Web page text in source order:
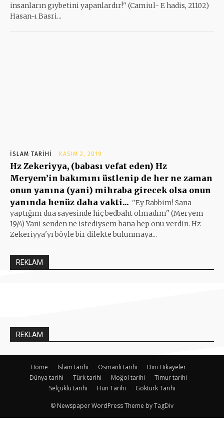
insanların gıybetini yapanlardır!'' (Camiul- E hadis, 21102)
Hasan-ı Basri...
İSLAM TARIHI KASIM 2, 2019
Hz Zekeriyya, (babası vefat eden) Hz
Meryem’in bakımını üstlenip de her ne zaman
onun yanına (yani) mihraba girecek olsa onun
yanında henüz daha vakti... ''Ey Rabbim! Sana
yaptığım dua sayesinde hiç bedbaht olmadım'' (Meryem
19/4) Yani senden ne istediysem bana hep onu verdin. Hz
Zekeriyya'yı böyle bir dilekte bulunmaya...
REKLAM
REKLAM
Home İslam tarihi Osmanlı tarihi
Dini Hikayeler
Dünya tarihi
Türk tarihi Moğol tarihi
Timur tarihi
Selçuklu tarihi
Hun Tarihi Göktürk Tarihi
© Newspaper WordPress Theme by TagDiv